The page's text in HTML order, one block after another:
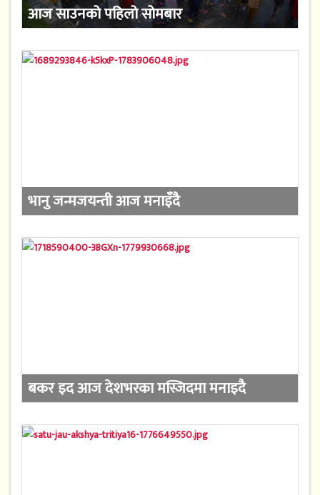
आज साउनको पहिलो सोमबार
भानु जन्मजयन्ती आज मनाइँदै
बकर इद आज देशभरका मस्जिदमा मनाइदै